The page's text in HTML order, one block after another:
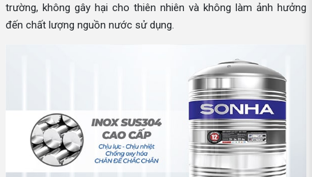
trường, không gây hại cho thiên nhiên và không làm ảnh hưởng
đến chất lượng nguồn nước sử dụng.